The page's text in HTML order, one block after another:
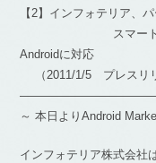
【2】インフォテリア、
スマートフォン用
Androidに対応
（2011/1/5 プレスリリ
～ 本日よりAndroid
インフォテリア株式会社